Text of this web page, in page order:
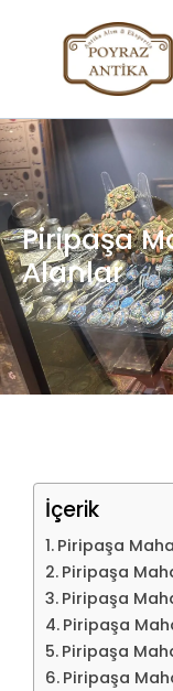
Piripaşa
Alanlar
İçerik
Piripaşa
Piripaşa
Piripaşa
Piripaşa
Piripaşa
Piripaşa